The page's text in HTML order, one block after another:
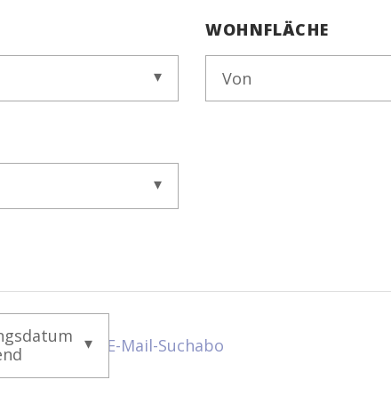
WOHNFLÄCHE
Von
E-Mail-Suchabo